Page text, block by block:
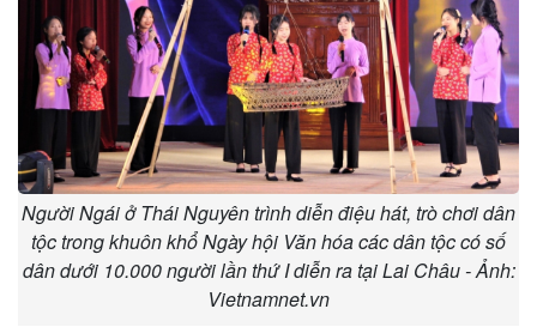
Người Ngái ở Thái Nguyên trình diễn điệu hát, trò chơi dân
tộc trong khuôn khổ Ngày hội Văn hóa các dân tộc có số
dân dưới 10.000 người lần thứ I diễn ra tại Lai Châu - Ảnh:
Vietnamnet.vn